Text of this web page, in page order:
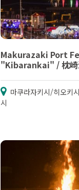
Makurazaki Port
"Kibarankai" / 枕崎
마쿠라자키시/히오키
시